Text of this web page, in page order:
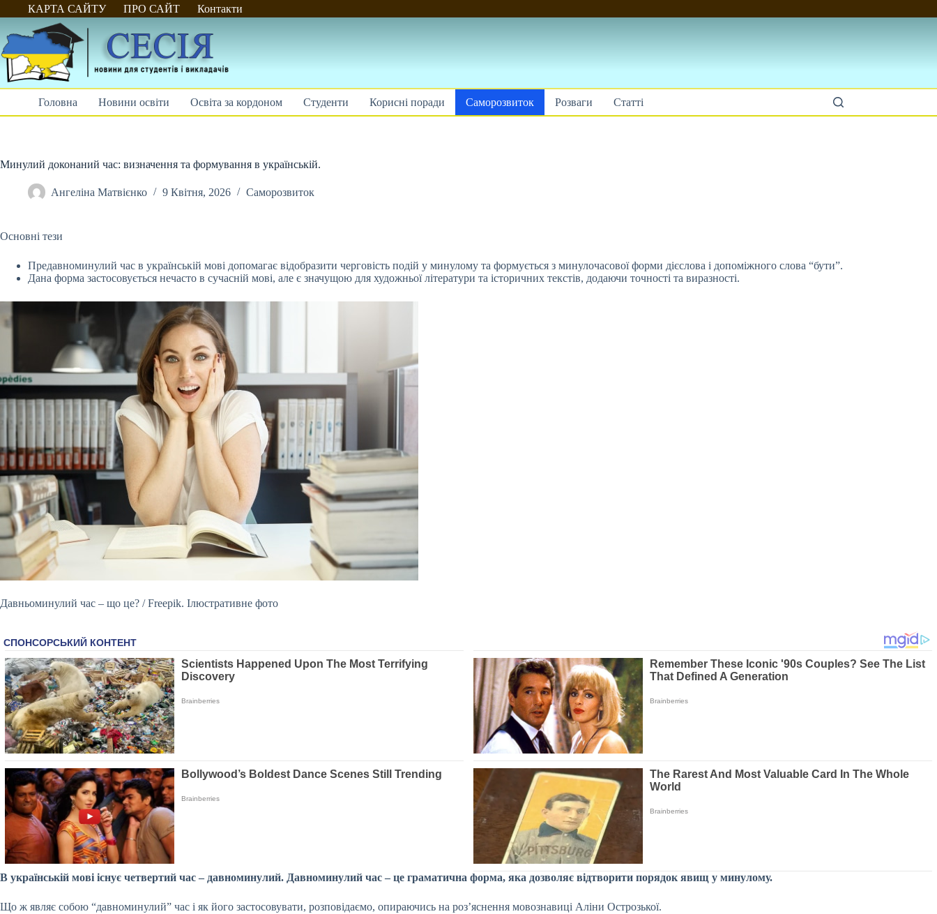
Перейти
до
КАРТА САЙТУ ПРО САЙТ Контакти
Головна Новини освіти Освіта за кордоном Студенти Корисні поради Саморозвиток Розваги Статті
Минулий доконаний час: визначення та формування в українській.
Ангеліна Матвієнко 9 Квітня, 2026 Саморозвиток
Основні тези
Предавноминулий час в українській мові допомагає відобразити черговість подій у минулому та формується з минулочасової форми дієслова і допоміжного слова “бути”.
Дана форма застосовується нечасто в сучасній мові, але є значущою для художньої літератури та історичних текстів, додаючи точності та виразності.
Давньоминулий час – що це? / Freepik. Ілюстративне фото
В українській мові існує четвертий час – давноминулий. Давноминулий час – це граматична форма, яка дозволяє відтворити порядок явищ у минулому.
Що ж являє собою “давноминулий” час і як його застосовувати, розповідаємо, опираючись на роз’яснення мовознавиці Аліни Острозької.